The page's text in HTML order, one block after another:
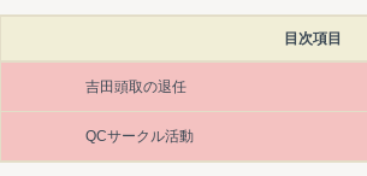
目次項目
吉田頭取の退任
QCサークル活動